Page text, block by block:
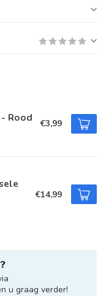
Rood €3,99
€14,99
u graag verder!